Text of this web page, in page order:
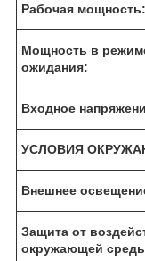
Рабочая мощность:
Мощность в
ожидания:
Входное
УСЛОВИЯ
Внешнее
Защита от
окружающей